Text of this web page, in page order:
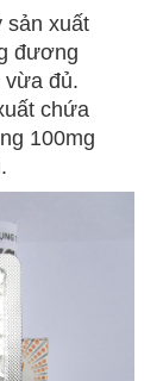
sản xuất
đương
vừa đủ.
chứa
100mg